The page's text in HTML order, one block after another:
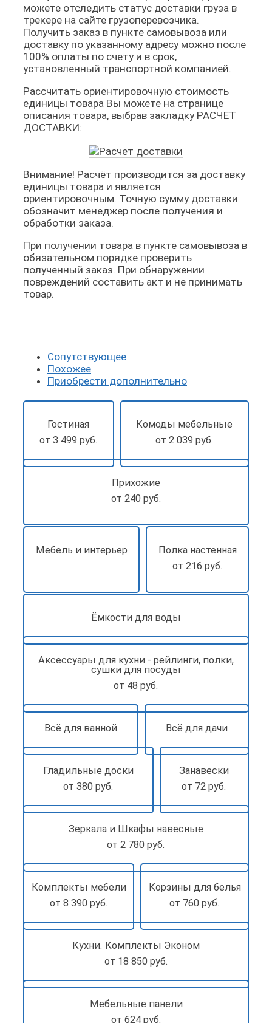
можете отследить статус доставки груза в
трекере на сайте грузоперевозчика.
Получить заказ в пункте самовывоза или
доставку по указанному адресу можно после
100% оплаты по счету и в срок,
установленный транспортной компанией.
Рассчитать ориентировочную стоимость
единицы товара Вы можете на странице
описания товара, выбрав закладку РАСЧЕТ
ДОСТАВКИ:
Внимание! Расчёт производится за доставку
единицы товара и является
ориентировочным. Точную сумму доставки
обозначит менеджер после получения и
обработки заказа.
При получении товара в пункте самовывоза в
обязательном порядке проверить
полученный заказ. При обнаружении
повреждений составить акт и не принимать
товар.
Сопутствующее
Похожее
Приобрести дополнительно
Гостиная
от 3 499 руб.
Комоды мебельные
от 2 039 руб.
Прихожие
от 240 руб.
Мебель и интерьер
Полка настенная
от 216 руб.
Ёмкости для воды
Аксессуары для кухни - рейлинги, полки,
сушки для посуды
от 48 руб.
Всё для ванной Всё для дачи
Гладильные доски
от 380 руб.
Занавески
от 72 руб.
Зеркала и Шкафы навесные
от 2 780 руб.
Комплекты мебели
от 8 390 руб.
Корзины для белья
от 760 руб.
Кухни. Комплекты Эконом
от 18 850 руб.
Мебельные панели
от 624 руб.